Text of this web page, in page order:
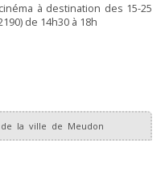
à destination des 15-25
de 14h30 à 18h